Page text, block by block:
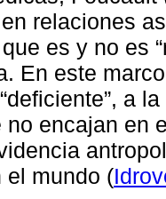
relaciones
es y no es
En este
a
encajan en
el mundo (